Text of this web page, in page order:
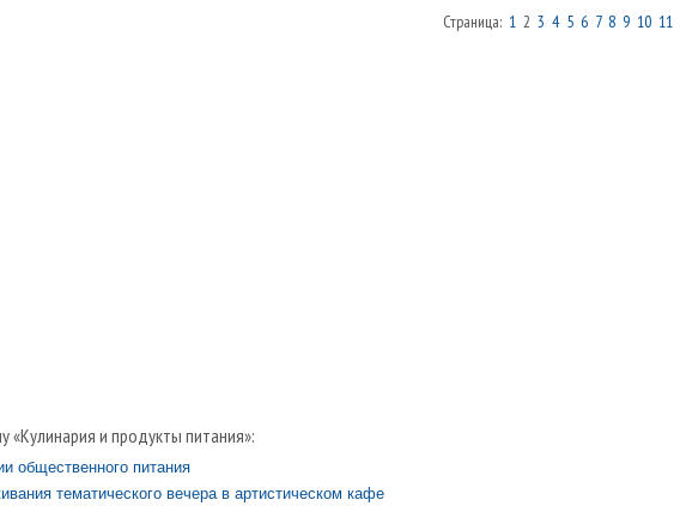
Страница: 12 3 4 5 6 7 8 9 10 11
«Кулинария и продукты питания»:
общественного питания
тематического вечера в артистическом кафе